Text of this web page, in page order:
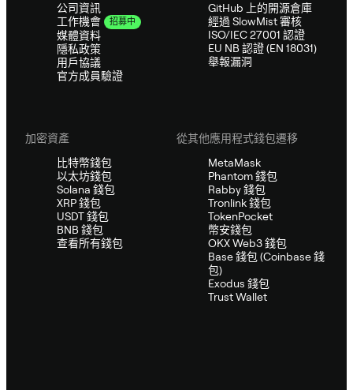
公司資訊
工作機會
招募中
媒體資料
隱私政策
用戶協議
官方成員驗證
GitHub 上的開源倉庫
經過 SlowMist 審核
ISO/IEC 27001 認證
EU NB 認證 (EN 18031)
舉報漏洞
加密資產
比特幣錢包
以太坊錢包
Solana 錢包
XRP 錢包
USDT 錢包
BNB 錢包
查看所有錢包
從其他應用程式錢包遷移
MetaMask
Phantom 錢包
Rabby 錢包
Tronlink 錢包
TokenPocket
幣安錢包
OKX Web3 錢包
Base 錢包 (Coinbase 錢
包)
Exodus 錢包
Trust Wallet